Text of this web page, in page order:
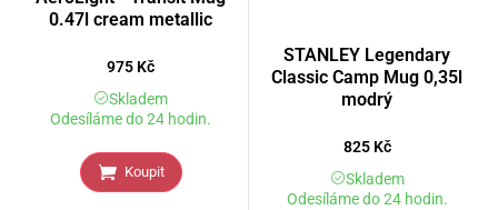
0.47l cream metallic
975 Kč
Skladem
Odesíláme do 24 hodin.
Koupit
STANLEY Legendary
Classic Camp Mug 0,35l
modrý
825 Kč
Skladem
Odesíláme do 24 hodin.